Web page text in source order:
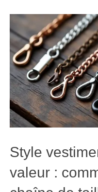
Style
valeur :